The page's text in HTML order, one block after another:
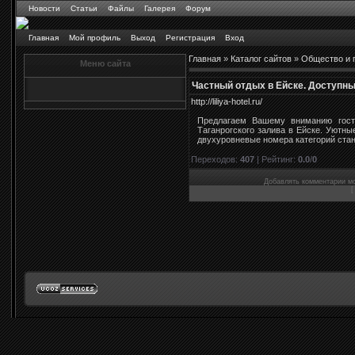
Новости Статьи Файлы Галерея Форум
Главная Мой профиль Выход Регистрация Вход
Меню сайта Главная»Каталог сайтов»Общество и
Частный отдых в Eйске.
http://liliya-hotel.ru/
Предлагаем Вашему вниманию
Таганрогского залива в Ейске.
двухуровневые номера категорий
Переходов:407|Рейтинг:0.0/0
Добавлять комментарии